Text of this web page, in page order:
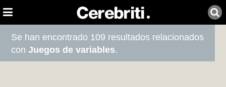
Se han encontrado 109 resultados relacionados
conJuegos de variables.